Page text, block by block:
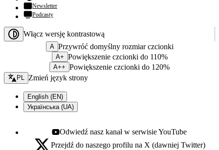
Newsletter
Podcasty
Włącz wersję kontrastową
A Przywróć domyślny rozmiar czcionki
A+ Powiększenie czcionki do 110%
A++ Powiększenie czcionki do 120%
Zmień język - bieżący:
PL Zmień język strony
English (EN)
Українська (UA)
Youtube - otwiera się w nowej karcie
Odwiedź nasz kanał w serwisie YouTube
Przejdź do naszego profilu na X (dawniej Twitter)